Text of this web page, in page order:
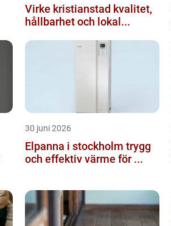
Virke kristianstad kvalitet,
hållbarhet och lokal...
30 juni 2026
Elpanna i stockholm trygg
och effektiv värme för ...